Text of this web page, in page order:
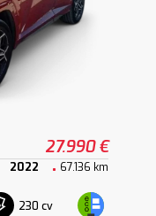
27.990 €
2022 67.136 km
230 cv